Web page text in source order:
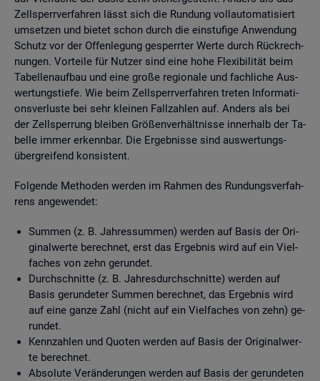
Zell­sperr­ver­fah­ren lässt sich die Run­dung voll­au­to­ma­ti­siert
um­set­zen und bie­tet schon durch die ein­stu­fi­ge An­wen­dung
Schutz vor der Of­fen­le­gung ge­sperr­ter Werte durch Rück­rech­
nun­gen. Vor­tei­le für Nut­zer sind eine hohe Fle­xi­bi­li­tät beim
Ta­bel­len­auf­bau und eine große re­gio­na­le und fach­li­che Aus­
wer­tungs­tie­fe. Wie beim Zell­sperr­ver­fah­ren tre­ten In­for­ma­ti­
ons­ver­lus­te bei sehr klei­nen Fall­zah­len auf. An­ders als bei
der Zell­sper­rung blei­ben Grö­ßen­ver­hält­nis­se in­ner­halb der Ta­
bel­le immer er­kenn­bar. Die Er­geb­nis­se sind aus­wer­tungs­
über­grei­fend kon­sis­tent.
Fol­gen­de Me­tho­den wer­den im Rah­men des Run­dungs­ver­fah­
rens an­ge­wen­det:
Sum­men (z. B. Jah­res­sum­men) wer­den auf Basis der Ori­
gi­nal­wer­te be­rech­net, erst das Er­geb­nis wird auf ein Viel­
fa­ches von zehn ge­run­det.
Durch­schnit­te (z. B. Jah­res­durch­schnit­te) wer­den auf
Basis ge­run­de­ter Sum­men be­rech­net, das Er­geb­nis wird
auf eine ganze Zahl (nicht auf ein Viel­fa­ches von zehn) ge­
run­det.
Kenn­zah­len und Quo­ten wer­den auf Basis der Ori­gi­nal­wer­
te be­rech­net.
Ab­so­lu­te Ver­än­de­run­gen wer­den auf Basis der ge­run­de­ten